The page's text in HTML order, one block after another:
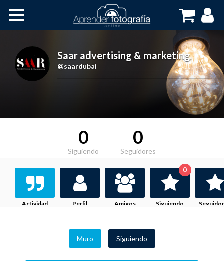
Cursos OnLine
Saar advertising & marketing,
@saardubai
0
Siguiendo
0
Seguidores
Actividad Perfil Amigos Siguiendo
0
Muro Siguiendo